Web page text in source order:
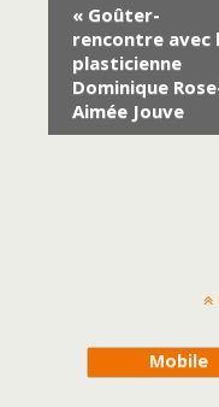
« Goûter-
rencontre avec
plasticienne
Dominique
Aimée Jouve
Mobile